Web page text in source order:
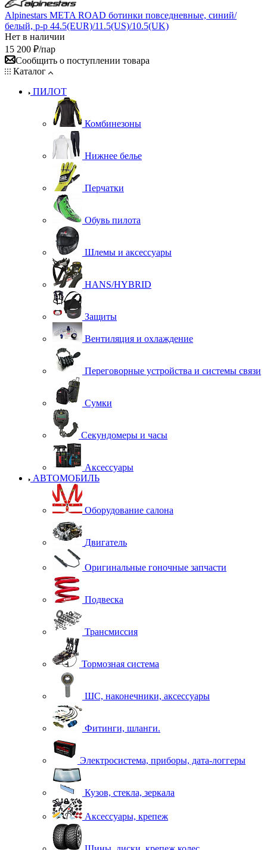
Alpinestars META ROAD ботинки повседневные, синий/
белый, р-р 44.5(EUR)/11.5(US)/10.5(UK)
Нет в наличии
15 200 ₽/пар
Сообщить о поступлении товара
Каталог
ПИЛОТ
Комбинезоны
Нижнее белье
Перчатки
Обувь пилота
Шлемы и аксессуары
HANS/HYBRID
Защиты
Вентиляция и охлаждение
Переговорные устройства и системы связи
Сумки
Секундомеры и часы
Аксессуары
АВТОМОБИЛЬ
Оборудование салона
Двигатель
Оригинальные гоночные запчасти
Подвеска
Трансмиссия
Тормозная система
ШС, наконечники, аксессуары
Фитинги, шланги.
Электросистема, приборы, дата-логгеры
Кузов, стекла, зеркала
Аксессуары, крепеж